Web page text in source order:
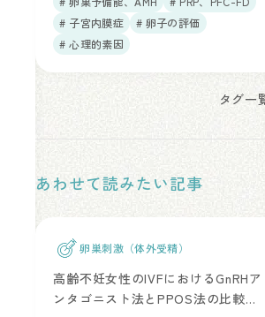
# 子宮内膜症
# 卵子の評価
# 心理的素因
タグ一
あわせて読みたい記事
卵巣刺激（体外受精）
高齢不妊女性のIVFにおけるGnRHア
ンタゴニスト法とPPOS法の比較